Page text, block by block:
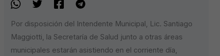
Por disposición del Intendente Municipal, Lic. Santiago
Maggiotti, la Secretaría de Salud junto a otras áreas
municipales estarán asistiendo en el corriente día,